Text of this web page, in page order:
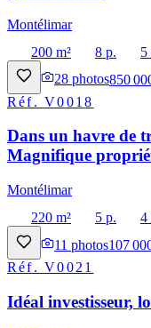
Montélimar
200 m²
8 p. 5
28 photos850
Réf.V0018
Dans un havre de
Magnifique
Montélimar
220 m²
5 p. 4
11 photos107
Réf.V0021
Idéal investisseur,